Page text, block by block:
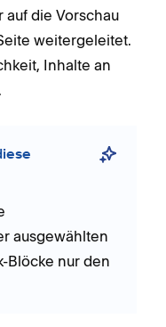
auf die Vorschau
weitergeleitet.
Inhalte an
ausgewählten
Blöcke nur den